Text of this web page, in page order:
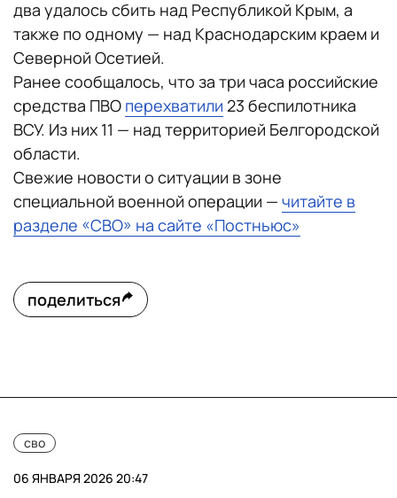
два удалось сбить над Республикой Крым, а
также по одному — над Краснодарским краем и
Северной Осетией.
Ранее сообщалось, что за три часа российские
средства ПВО перехватили 23 беспилотника
ВСУ. Из них 11 — над территорией Белгородской
области.
Свежие новости о ситуации в зоне
специальной военной операции — читайте в
разделе «СВО» на сайте «Постньюс»
поделиться
сво
06 ЯНВАРЯ 2026 20:47